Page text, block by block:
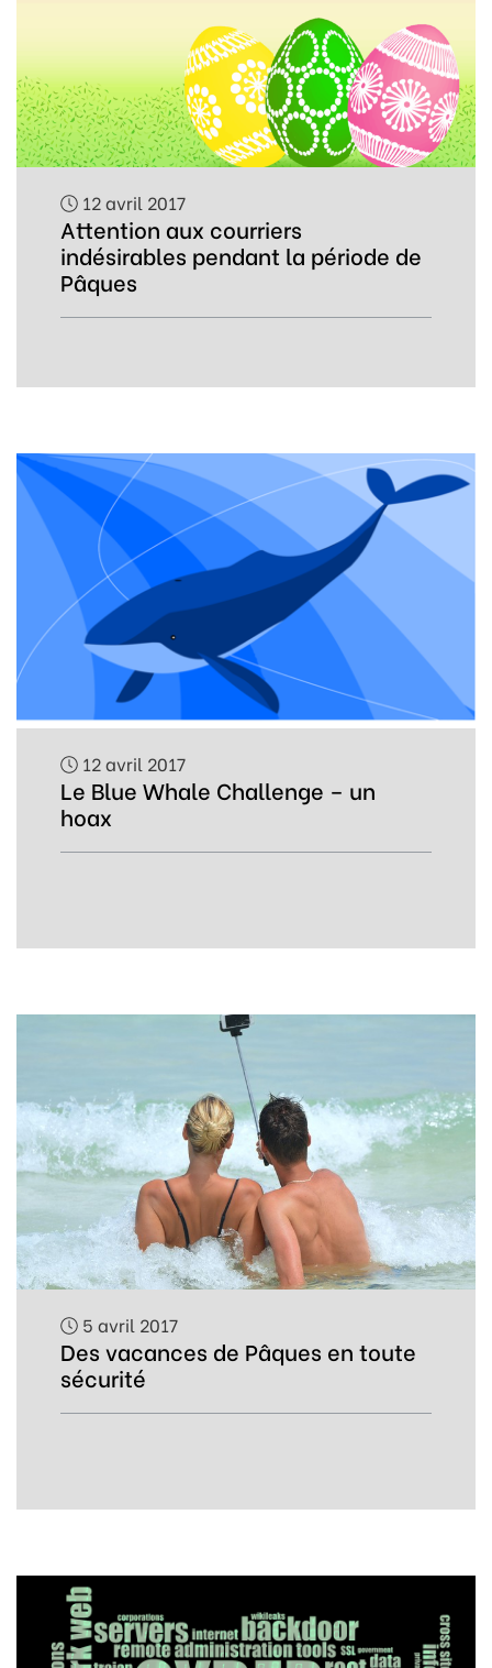
12 avril 2017
Attention aux courriers
indésirables pendant la période de
Pâques
12 avril 2017
Le Blue Whale Challenge – un
hoax
5 avril 2017
Des vacances de Pâques en toute
sécurité